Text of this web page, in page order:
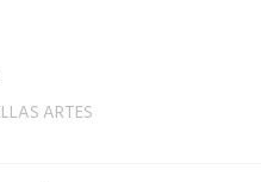
ARTES